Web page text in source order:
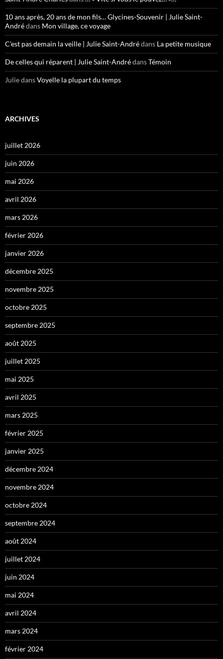
10 ans après, 20 ans de mon fils… Glycines-Souvenir | Julie Saint-
Andrédans Mon village, ce voyage
C’est pas demain la veille | Julie Saint-Andrédans La petite musique
De celles qui réparent | Julie Saint-AndrédansTémoin
JuliedansVoyelle la plupart du temps
ARCHIVES
juillet 2026
juin 2026
mai 2026
avril 2026
mars 2026
février 2026
janvier 2026
décembre 2025
novembre 2025
octobre 2025
septembre 2025
août 2025
juillet 2025
mai 2025
avril 2025
mars 2025
février 2025
janvier 2025
décembre 2024
novembre 2024
octobre 2024
septembre 2024
août 2024
juillet 2024
juin 2024
mai 2024
avril 2024
mars 2024
février 2024